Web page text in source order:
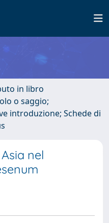
in libro
o saggio;
introduzione; Schede di
nel